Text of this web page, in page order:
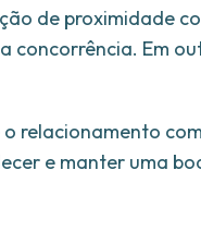
de proximidade
concorrência. Em
relacionamento
e manter uma